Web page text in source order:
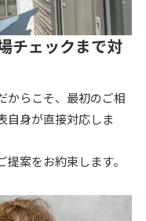
チェックまで対
からこそ、最初のご相
自身が直接対応しま
案をお約束します。